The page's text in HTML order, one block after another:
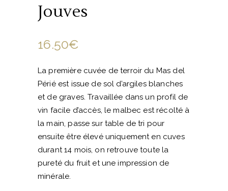
Jouves
16.50€
La première cuvée de terroir du Mas del
Périé est issue de sol d’argiles blanches
et de graves. Travaillée dans un profil de
vin facile d’accès, le malbec est récolté à
la main, passe sur table de tri pour
ensuite être élevé uniquement en cuves
durant 14 mois, on retrouve toute la
pureté du fruit et une impression de
minérale.